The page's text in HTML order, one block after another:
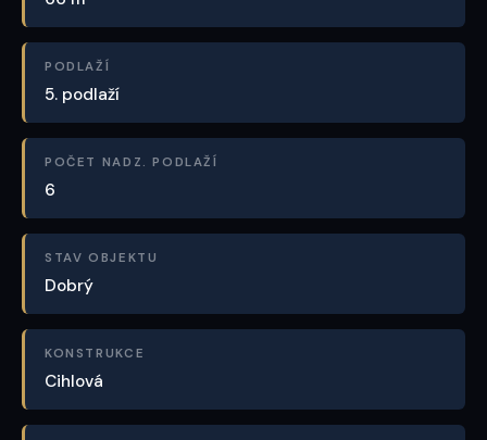
PODLAŽÍ
5. podlaží
POČET NADZ. PODLAŽÍ
6
STAV OBJEKTU
Dobrý
KONSTRUKCE
Cihlová